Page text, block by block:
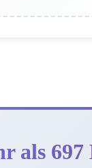
als